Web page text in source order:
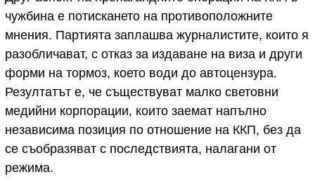
чужбина е потискането на противоположните
мнения. Партията заплашва журналистите, които я
разобличават, с отказ за издаване на виза и други
форми на тормоз, което води до автоцензура.
Резултатът е, че съществуват малко световни
медийни корпорации, които заемат напълно
независима позиция по отношение на ККП, без да
се съобразяват с последствията, налагани от
режима.